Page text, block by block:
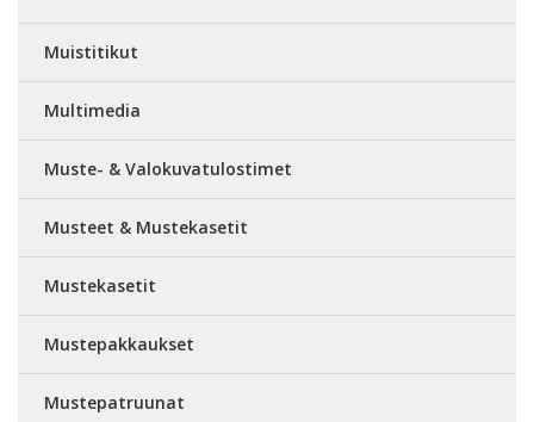
Muistitikut
Multimedia
Muste- & Valokuvatulostimet
Musteet & Mustekasetit
Mustekasetit
Mustepakkaukset
Mustepatruunat